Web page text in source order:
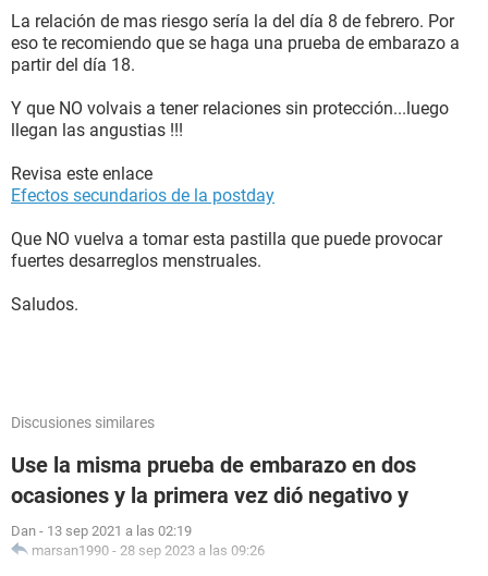
La relación de mas riesgo sería la del día 8 de febrero. Por
eso te recomiendo que se haga una prueba de embarazo a
partir del día 18.
Y que NO volvais a tener relaciones sin protección...luego
llegan las angustias !!!
Revisa este enlace
Efectos secundarios de la postday
Que NO vuelva a tomar esta pastilla que puede provocar
fuertes desarreglos menstruales.
Saludos.
Discusiones similares
Use la misma prueba de embarazo en dos
ocasiones y la primera vez dió negativo y
Dan - 13 sep 2021 a las 02:19
marsan1990 - 28 sep 2023 a las 09:26